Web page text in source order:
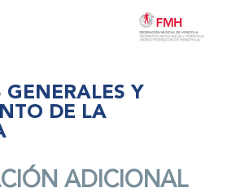
Y
DE LA
ADICIONAL